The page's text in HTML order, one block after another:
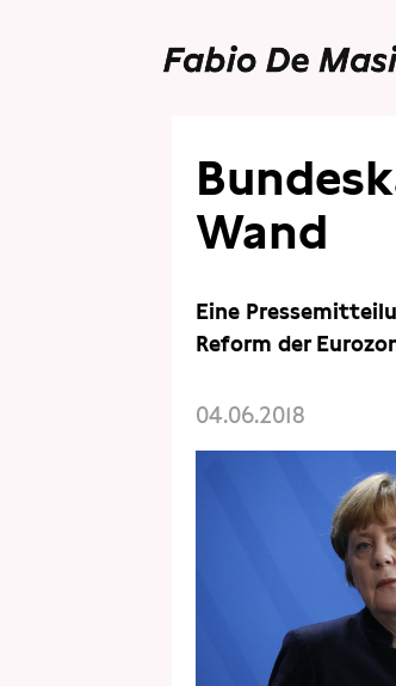
Wand
Eine
Reform der
04.06.2018